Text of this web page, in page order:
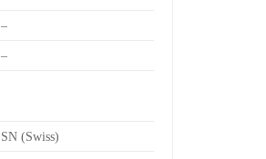
–
–
SN (Swiss)